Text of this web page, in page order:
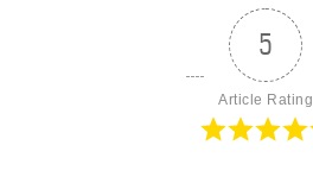
5
Article Rating